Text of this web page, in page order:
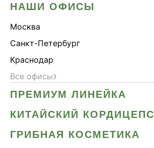
НАШИ ОФИСЫ
Москва
Санкт-Петербург
Краснодар
Все офисы›
ПРЕМИУМ ЛИНЕЙКА
КИТАЙСКИЙ КОРДИЦЕПС
ГРИБНАЯ КОСМЕТИКА